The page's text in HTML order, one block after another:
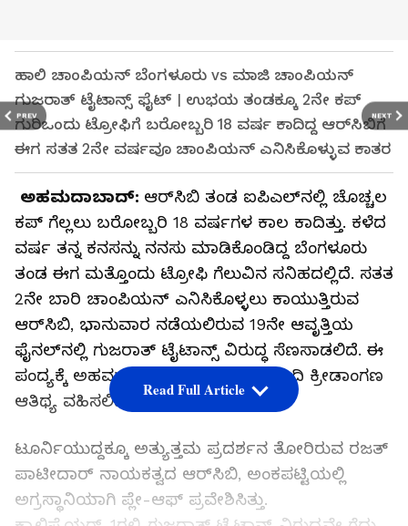
PREV NEXT
ಹಾಲಿ ಚಾಂಪಿಯನ್‌ ಬೆಂಗಳೂರು vs ಮಾಜಿ ಚಾಂಪಿಯನ್‌
ಗುಜರಾತ್‌ ಟೈಟಾನ್ಸ್‌ ಫೈಟ್‌ । ಉಭಯ ತಂಡಕ್ಕೂ 2ನೇ ಕಪ್‌
ಗುರಿಒಂದು ಟ್ರೋಫಿಗೆ ಬರೋಬ್ಬರಿ 18 ವರ್ಷ ಕಾದಿದ್ದ ಆರ್‌ಸಿಬಿಗೆ
ಈಗ ಸತತ 2ನೇ ವರ್ಷವೂ ಚಾಂಪಿಯನ್‌ ಎನಿಸಿಕೊಳ್ಳುವ ಕಾತರ
ಅಹಮದಾಬಾದ್‌: ಆರ್‌ಸಿಬಿ ತಂಡ ಐಪಿಎಲ್‌ನಲ್ಲಿ ಚೊಚ್ಚಲ
ಕಪ್‌ ಗೆಲ್ಲಲು ಬರೋಬ್ಬರಿ 18 ವರ್ಷಗಳ ಕಾಲ ಕಾದಿತ್ತು. ಕಳೆದ
ವರ್ಷ ತನ್ನ ಕನಸನ್ನು ನನಸು ಮಾಡಿಕೊಂಡಿದ್ದ ಬೆಂಗಳೂರು
ತಂಡ ಈಗ ಮತ್ತೊಂದು ಟ್ರೋಫಿ ಗೆಲುವಿನ ಸನಿಹದಲ್ಲಿದೆ. ಸತತ
2ನೇ ಬಾರಿ ಚಾಂಪಿಯನ್‌ ಎನಿಸಿಕೊಳ್ಳಲು ಕಾಯುತ್ತಿರುವ
ಆರ್‌ಸಿಬಿ, ಭಾನುವಾರ ನಡೆಯಲಿರುವ 19ನೇ ಆವೃತ್ತಿಯ
ಫೈನಲ್‌ನಲ್ಲಿ ಗುಜರಾತ್‌ ಟೈಟಾನ್ಸ್‌ ವಿರುದ್ಧ ಸೆಣಸಾಡಲಿದೆ. ಈ
ಪಂದ್ಯಕ್ಕೆ ಅಹಮದಾಬಾದ್‌ನ ನರೇಂದ್ರ ಮೋದಿ ಕ್ರೀಡಾಂಗಣ
ಆತಿಥ್ಯ ವಹಿಸಲಿದೆ.
ಟೂರ್ನಿಯುದ್ದಕ್ಕೂ ಅತ್ಯುತ್ತಮ ಪ್ರದರ್ಶನ ತೋರಿರುವ ರಜತ್‌
ಪಾಟೀದಾರ್‌ ನಾಯಕತ್ವದ ಆರ್‌ಸಿಬಿ, ಅಂಕಪಟ್ಟಿಯಲ್ಲಿ
ಅಗ್ರಸ್ಥಾನಿಯಾಗಿ ಪ್ಲೇ-ಆಫ್‌ ಪ್ರವೇಶಿಸಿತ್ತು.
Read Full Article